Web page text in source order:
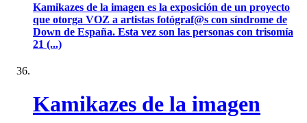
Kamikazes de la imagen es la exposición de un proyecto
que otorga VOZ a artistas fotógraf@s con síndrome de
Down de España. Esta vez son las personas con trisomía
21 (...)
Kamikazes de la imagen